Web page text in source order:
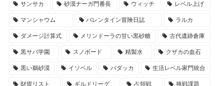
サンサカ 砂漠ナーガ門番長 ウィッチ レベル上げ
マンシャウム バレンタイン冒険日誌 ラルカ
ダメージ計算式 メリンドーラの甘い黒砂糖 古代遺跡倉庫
黒サバ学園 スノボード 精製水 クザカの血石
黒い鵜砂漠 イソベル バダッカ 生活レベル家門統合
財貨リスト ギルドリーグ 占領戦 挑戦課題